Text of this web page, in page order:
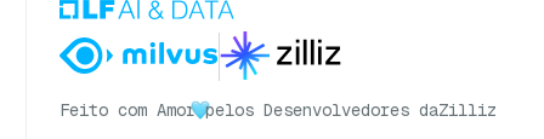
Feito com Amor pelos Desenvolvedores daZilliz